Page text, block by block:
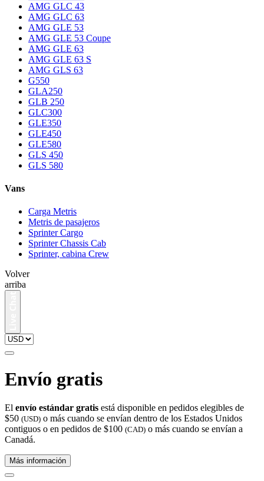
AMG GLC 43
AMG GLC 63
AMG GLE 53
AMG GLE 53 Coupe
AMG GLE 63
AMG GLE 63 S
AMG GLS 63
G550
GLA250
GLB 250
GLC300
GLE350
GLE450
GLE580
GLS 450
GLS 580
Vans
Carga Metris
Metris de pasajeros
Sprinter Cargo
Sprinter Chassis Cab
Sprinter, cabina Crew
Volver
arriba
Envío gratis
El envío estándar gratis está disponible en pedidos elegibles de
$50 (USD) o más cuando se envían dentro de los Estados Unidos
contiguos o en pedidos de $100 (CAD) o más cuando se envían a
Canadá.
Más información